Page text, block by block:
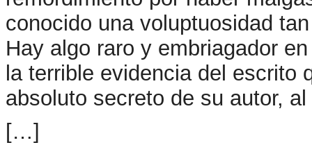
conocido una voluptuosidad
Hay algo raro y embriagador
la terrible evidencia del escrito
absoluto secreto de su autor,
[…]